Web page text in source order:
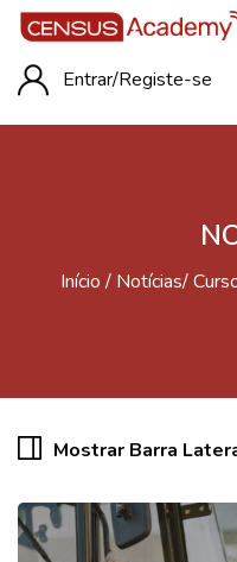
Entrar/Registe-se
Início Notícias
Mostrar Barra